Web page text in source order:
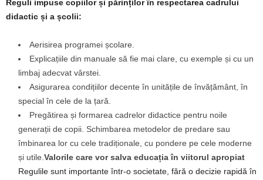
Reguli impuse copiilor și părinților în respectarea cadrului
didactic și a școlii:
Aerisirea programei școlare.
Explicațiile din manuale să fie mai clare, cu exemple și cu un
limbaj adecvat vârstei.
Asigurarea condițiilor decente în unitățile de învățământ, în
special în cele de la țară.
Pregătirea și formarea cadrelor didactice pentru noile
generații de copii. Schimbarea metodelor de predare sau
îmbinarea lor cu cele tradiționale, cu pondere pe cele moderne
și utile.Valorile care vor salva educația în viitorul apropiat
Regulile sunt importante într-o societate, fără o decizie rapidă în